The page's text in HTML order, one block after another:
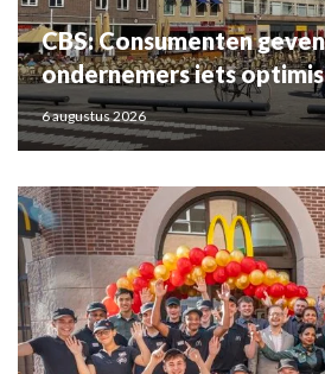
CBS: Consumenten
ondernemers iets
6 augustus 2026